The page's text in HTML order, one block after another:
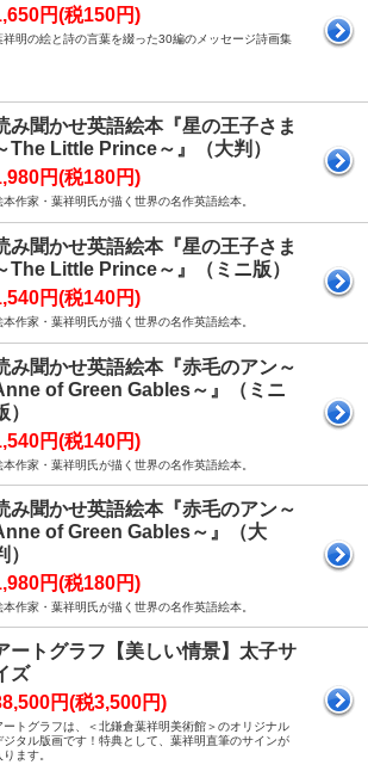
円(税150円)
祥明の絵と詩の言葉を綴った30編のメッセージ詩画集
み聞かせ英語絵本『星の王子さま
The Little Prince～』（大判）
円(税180円)
本作家・葉祥明氏が描く世界の名作英語絵本。
み聞かせ英語絵本『星の王子さま
The Little Prince～』（ミニ版）
円(税140円)
本作家・葉祥明氏が描く世界の名作英語絵本。
み聞かせ英語絵本『赤毛のアン～
of Green Gables～』（ミニ
）
円(税140円)
本作家・葉祥明氏が描く世界の名作英語絵本。
み聞かせ英語絵本『赤毛のアン～
of Green Gables～』（大
）
円(税180円)
本作家・葉祥明氏が描く世界の名作英語絵本。
ートグラフ【美しい情景】太子サ
ズ
円(税3,500円)
ートグラフは、＜北鎌倉葉祥明美術館＞のオリジナル
ジタル版画です！特典として、葉祥明直筆のサインが
ります。